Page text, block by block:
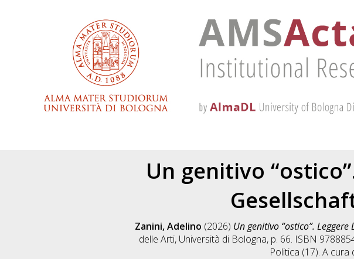
Un genitivo
Zanini, Adelino (2026) Un genitivo “ostico”.
delle Arti, Università di Bologna, p. 66. ISBN
Politica (17). A cura